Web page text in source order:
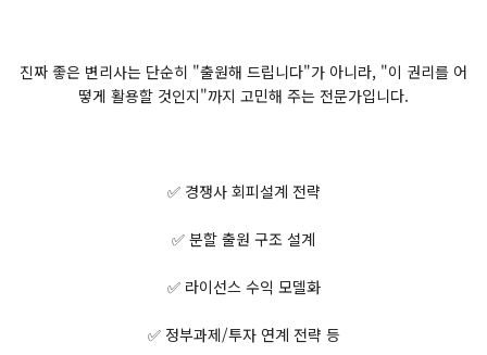
진짜 좋은 변리사는 단순히 "출원해 드립니다"가 아니라, "이 권리를 어
떻게 활용할 것인지"까지 고민해 주는 전문가입니다.
✅ 경쟁사 회피설계 전략
✅ 분할 출원 구조 설계
✅ 라이선스 수익 모델화
✅ 정부과제/투자 연계 전략 등